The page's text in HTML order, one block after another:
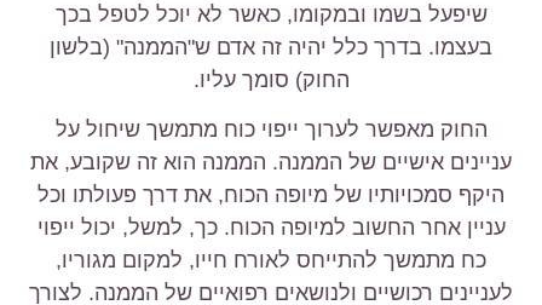
שיפעל בשמו ובמקומו, כאשר לא יוכל לטפל בכך
בעצמו. בדרך כלל יהיה זה אדם ש"הממנה" (בלשון
החוק) סומך עליו.
החוק מאפשר לערוך ייפוי כוח מתמשך שיחול על
עניינים אישיים של הממנה. הממנה הוא זה שקובע, את
היקף סמכויותיו של מיופה הכוח, את דרך פעולתו וכל
עניין אחר החשוב למיופה הכוח. כך, למשל, יכול ייפוי
כח מתמשך להתייחס לאורח חייו, למקום מגוריו,
לעניינים רכושיים ולנושאים רפואיים של הממנה. לצורך